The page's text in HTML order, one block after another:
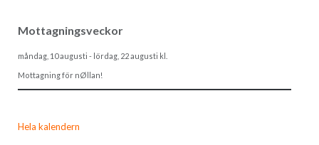
Mottagningsveckor
måndag, 10 augusti - lördag, 22 augusti kl.
Mottagning för nØllan!
Hela kalendern